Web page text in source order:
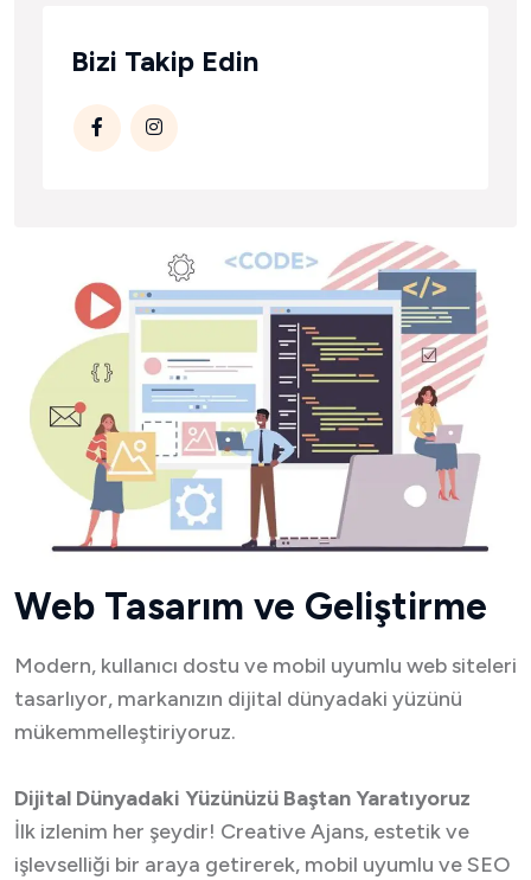
Bizi Takip Edin
Web Tasarım ve Geliştirme
Modern, kullanıcı dostu ve mobil uyumlu web siteleri
tasarlıyor, markanızın dijital dünyadaki yüzünü
mükemmelleştiriyoruz.
Dijital Dünyadaki Yüzünüzü Baştan Yaratıyoruz
İlk izlenim her şeydir! Creative Ajans, estetik ve
işlevselliği bir araya getirerek, mobil uyumlu ve SEO